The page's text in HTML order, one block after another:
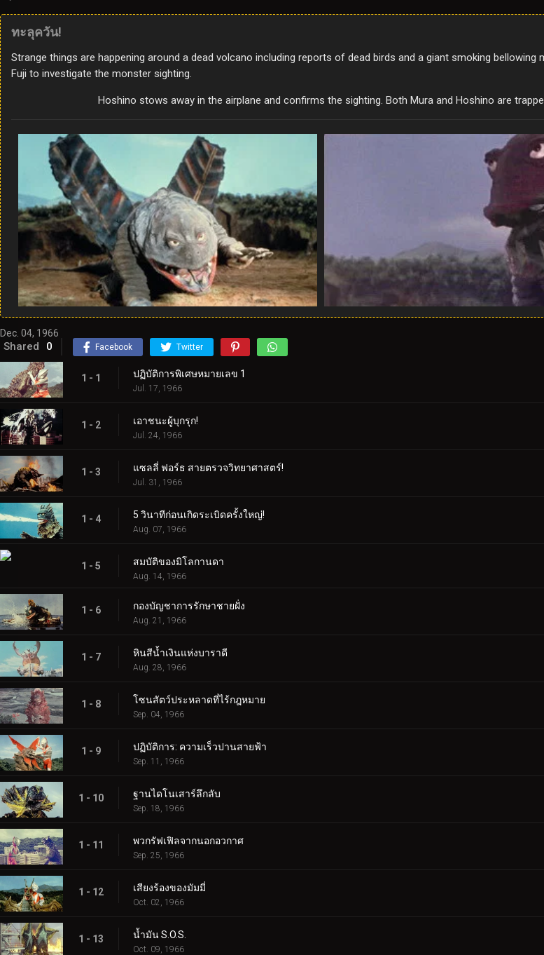
ทะลุควัน!
Strange things are happening around a dead volcano including reports of dead birds and a giant smoking
Fuji to investigate the monster sighting.
Hoshino stows away in the airplane and confirms the sighting. Both Mura and Hoshino are
Dec. 04, 1966
Shared 0 Facebook Twitter
1 - 1 ปฏิบัติการพิเศษหมายเลข 1
Jul. 17, 1966
1 - 2 เอาชนะผู้บุกรุก!
Jul. 24, 1966
1 - 3 แซลลี่ ฟอร์ธ สายตรวจวิทยาศาสตร์!
Jul. 31, 1966
1 - 4 5 วินาทีก่อนเกิดระเบิดครั้งใหญ่!
Aug. 07, 1966
1 - 5 สมบัติของมิโลกานดา
Aug. 14, 1966
1 - 6 กองบัญชาการรักษาชายฝั่ง
Aug. 21, 1966
1 - 7 หินสีน้ำเงินแห่งบาราดี
Aug. 28, 1966
1 - 8 โซนสัตว์ประหลาดที่ไร้กฎหมาย
Sep. 04, 1966
1 - 9 ปฏิบัติการ: ความเร็วปานสายฟ้า
Sep. 11, 1966
1 - 10 ฐานไดโนเสาร์ลึกลับ
Sep. 18, 1966
1 - 11 พวกรัฟเฟิลจากนอกอวกาศ
Sep. 25, 1966
1 - 12 เสียงร้องของมัมมี่
Oct. 02, 1966
1 - 13 น้ำมัน S.O.S.
Oct. 09, 1966